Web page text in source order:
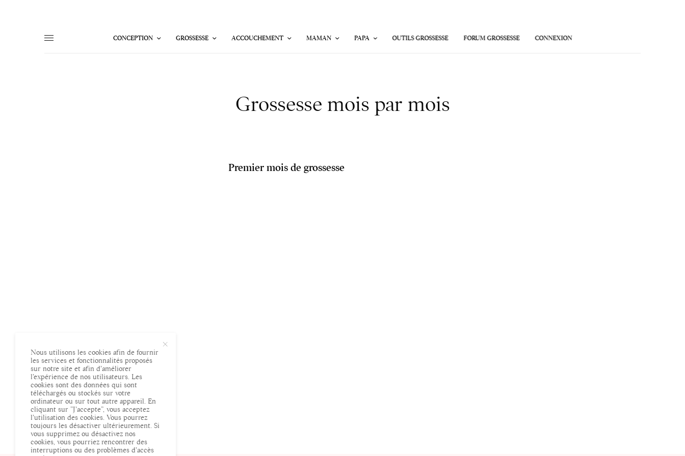
CONCEPTION GROSSESSE ACCOUCHEMENT MAMAN PAPA OUTILS GROSSESSE FORUM GROSSESSE CONNEXION
Grossesse mois par mois
Premier mois de grossesse
Nous utilisons les cookies afin de fournir
les services et fonctionnalités proposés
sur notre site et afin d’améliorer
l’expérience de nos utilisateurs. Les
cookies sont des données qui sont
téléchargés ou stockés sur votre
ordinateur ou sur tout autre appareil. En
cliquant sur ”J’accepte”, vous acceptez
l’utilisation des cookies. Vous pourrez
toujours les désactiver ultérieurement. Si
vous supprimez ou désactivez nos
cookies, vous pourriez rencontrer des
interruptions ou des problèmes d’accès